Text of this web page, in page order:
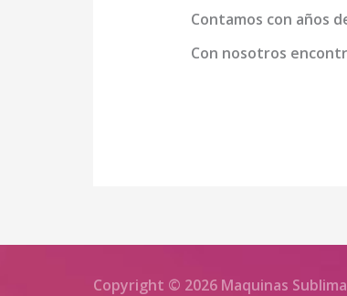
Contamos con años
Con nosotros
Copyright © 2026 Maquinas